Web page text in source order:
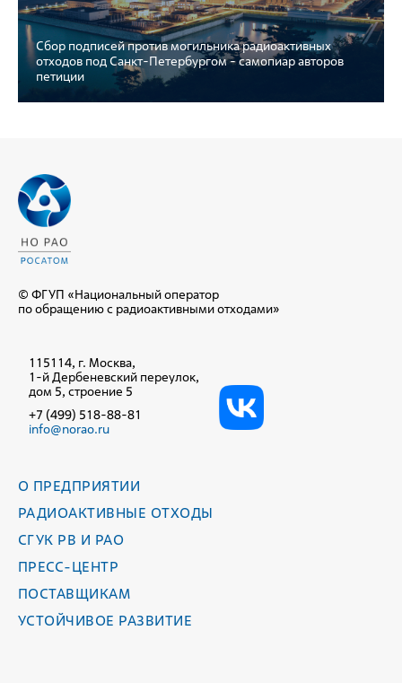
Сбор подписей против могильника радиоактивных
отходов под Санкт-Петербургом - самопиар авторов
петиции
© ФГУП «Национальный оператор
по обращению с радиоактивными отходами»
115114, г. Москва,
1-й Дербеневский переулок,
дом 5, строение 5
+7 (499) 518-88-81
info@norao.ru
О ПРЕДПРИЯТИИ
РАДИОАКТИВНЫЕ ОТХОДЫ
СГУК РВ И РАО
ПРЕСС-ЦЕНТР
ПОСТАВЩИКАМ
УСТОЙЧИВОЕ РАЗВИТИЕ